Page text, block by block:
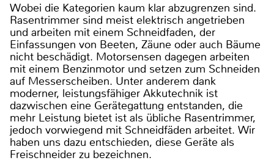
Wobei die Kategorien kaum klar abzugrenzen sind.
Rasentrimmer sind meist elektrisch angetrieben
und arbeiten mit einem Schneidfaden, der
Einfassungen von Beeten, Zäune oder auch Bäume
nicht beschädigt. Motorsensen dagegen arbeiten
mit einem Benzinmotor und setzen zum Schneiden
auf Messerscheiben. Unter anderem dank
moderner, leistungsfähiger Akkutechnik ist
dazwischen eine Gerätegattung entstanden, die
mehr Leistung bietet ist als übliche Rasentrimmer,
jedoch vorwiegend mit Schneidfäden arbeitet. Wir
haben uns dazu entschieden, diese Geräte als
Freischneider zu bezeichnen.